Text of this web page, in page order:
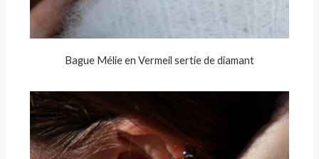
Bague Mélie en Vermeil sertie de diamant